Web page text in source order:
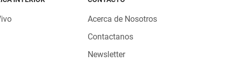
Acerca de Nosotros
Contactanos
Newsletter